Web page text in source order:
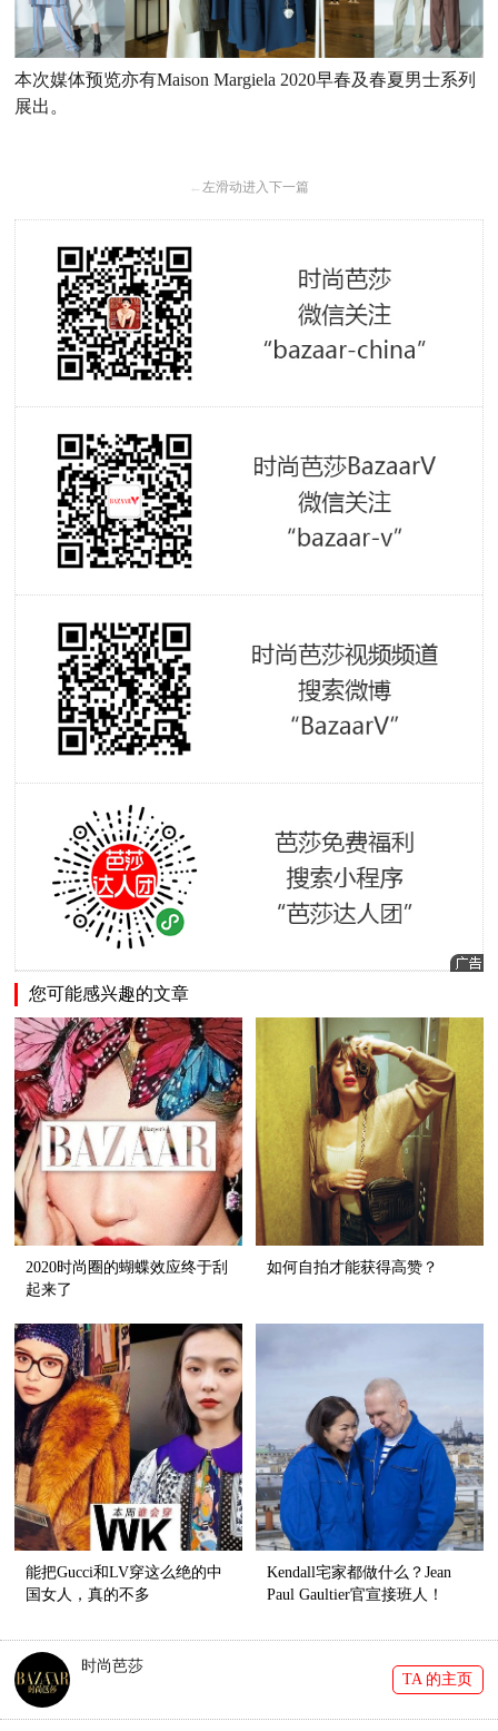
本次媒体预览亦有Maison Margiela 2020早春及春夏男士系列
展出。
← 左滑动进入下一篇
您可能感兴趣的文章
2020时尚圈的蝴蝶效应终于刮
起来了
如何自拍才能获得高赞？
能把Gucci和LV穿这么绝的中
国女人，真的不多
Kendall宅家都做什么？Jean
Paul Gaultier官宣接班人！
时尚芭莎
TA 的主页